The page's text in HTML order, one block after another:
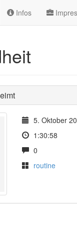
Infos
5. Oktober
1:30:58
0
routine